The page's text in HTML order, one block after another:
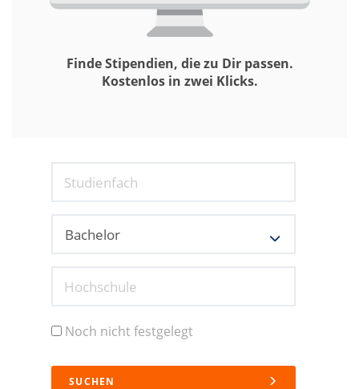
Finde Stipendien, die zu Dir passen.
Kostenlos in zwei Klicks.
Studienfach
Hochschule
Noch nicht festgelegt
SUCHEN